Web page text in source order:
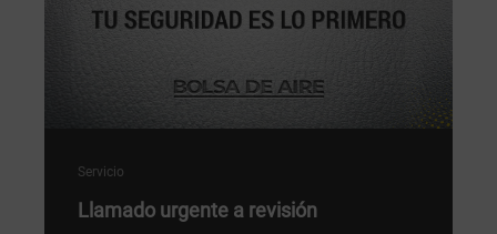
Servicio
Llamado urgente a revisión